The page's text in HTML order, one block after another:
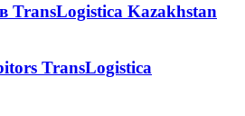
TransLogistica Kazakhstan
TransLogistica